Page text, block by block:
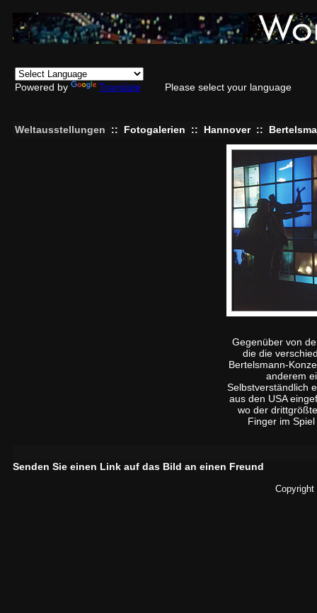
Powered by Translate Please select your language
Weltausstellungen :: Fotogalerien :: Hannover ::
Gegenüber von
die die
Bertelsmann-
anderem
Selbstverständlich
aus den USA
wo der
Finger im
Senden Sie einen Link auf das Bild an einen Freund